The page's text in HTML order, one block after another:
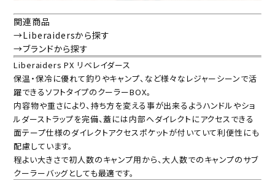
関連商品
→Liberaidersから探す
→ブランドから探す
Liberaiders PX リベレイダース
保温・保冷に優れて釣りやキャンプ、など様々なレジャーシーンで活
躍できるソフトタイプのクーラーBOX。
内容物や重さにより、持ち方を変える事が出来るようハンドルやショ
ルダーストラップを完備、蓋には内部へダイレクトにアクセスできる
面テープ仕様のダイレクトアクセスポケットが付いていて利便性にも
配慮しています。
程よい大きさで初人数のキャンプ用から、大人数でのキャンプのサブ
クーラーバッグとしても最適です。